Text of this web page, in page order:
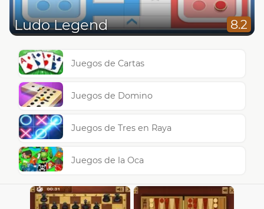
Ludo Legend 8.2
Juegos de Cartas
Juegos de Domino
Juegos de Tres en Raya
Juegos de la Oca